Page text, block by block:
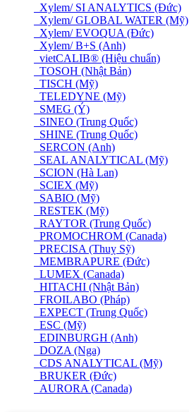
Xylem/ SI ANALYTICS (Đức)
Xylem/ GLOBAL WATER (Mỹ)
Xylem/ EVOQUA (Đức)
Xylem/ B+S (Anh)
vietCALIB® (Hiệu chuẩn)
TOSOH (Nhật Bản)
TISCH (Mỹ)
TELEDYNE (Mỹ)
SMEG (Ý)
SINEO (Trung Quốc)
SHINE (Trung Quốc)
SERCON (Anh)
SEAL ANALYTICAL (Mỹ)
SCION (Hà Lan)
SCIEX (Mỹ)
SABIO (Mỹ)
RESTEK (Mỹ)
RAYTOR (Trung Quốc)
PROMOCHROM (Canada)
PRECISA (Thuỵ Sỹ)
MEMBRAPURE (Đức)
LUMEX (Canada)
HITACHI (Nhật Bản)
FROILABO (Pháp)
EXPECT (Trung Quốc)
ESC (Mỹ)
EDINBURGH (Anh)
DOZA (Nga)
CDS ANALYTICAL (Mỹ)
BRUKER (Đức)
AURORA (Canada)